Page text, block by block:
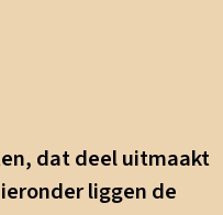
dat deel uitmaakt
liggen de